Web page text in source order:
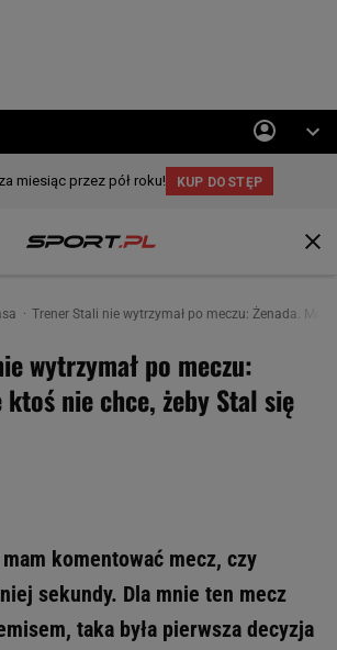
Trener Stali nie wytrzymał po meczu: Żenada.
wytrzymał po meczu:
ktoś nie chce, żeby Stal się
komentować mecz, czy
sekundy. Dla mnie ten mecz
taka była pierwsza decyzja